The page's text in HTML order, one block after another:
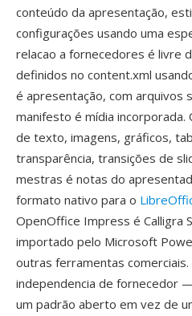
conteúdo da apresentação,
configurações usando uma
relacao a fornecedores é livre
definidos no content.xml
é apresentação, com arquivos
manifesto é mídia
de texto, imagens, gráficos,
transparência, transições de
mestras é notas do
formato nativo para o
OpenOffice Impress é Calligra
importado pelo Microsoft
outras ferramentas
independencia de fornecedor
um padrão aberto em vez de